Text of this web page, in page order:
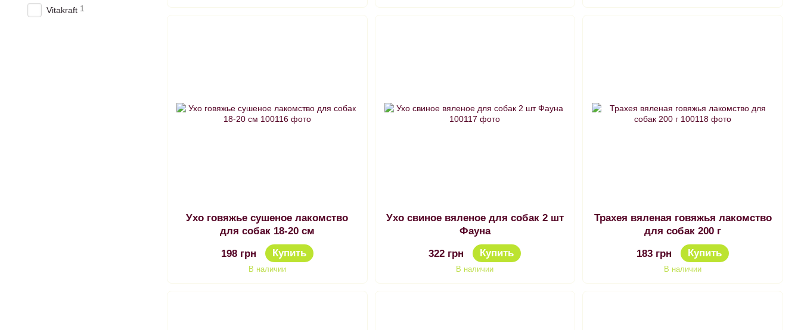
Ухо говяжье сушеное лакомство
для собак 18-20 см
198 грн Купить
В наличии
Ухо свиное вяленое для собак 2 шт
Фауна
322 грн Купить
В наличии
Трахея вяленая говяжья лакомство
для собак 200 г
183 грн Купить
В наличии
Vitakraft 1